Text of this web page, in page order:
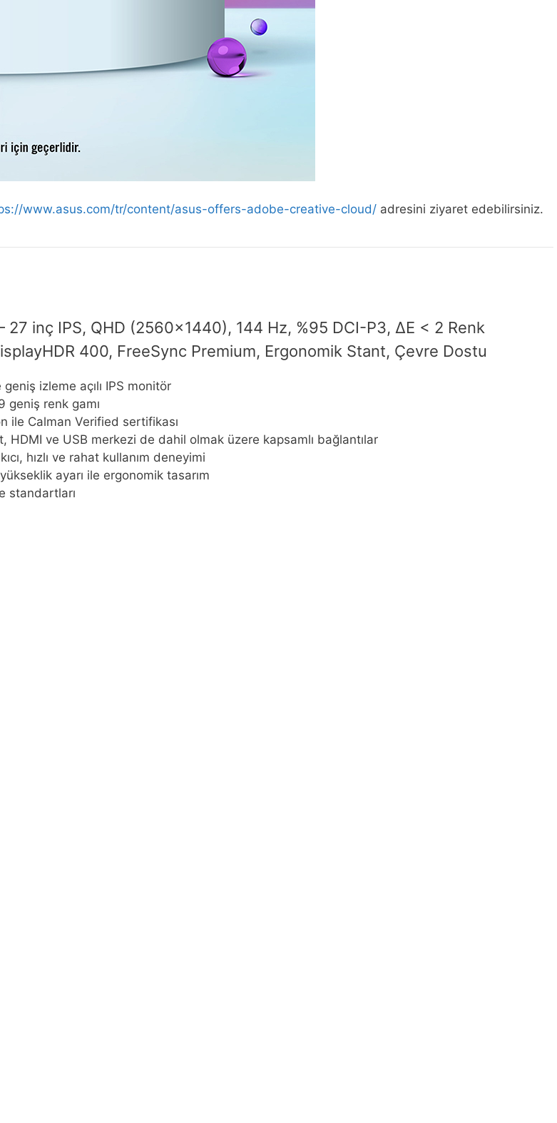
www.asus.com/tr/content/asus-offers-adobe-creative-cloud/ adresini ziyaret edebilirsiniz.
inç IPS, QHD (2560×1440), 144 Hz, %95 DCI-P3, ΔE < 2 Renk
400, FreeSync Premium, Ergonomik Stant, Çevre Dostu
izleme açılı IPS monitör
geniş renk gamı
ile Calman Verified sertifikası
HDMI ve USB merkezi de dahil olmak üzere kapsamlı bağlantılar
hızlı ve rahat kullanım deneyimi
ayarı ile ergonomik tasarım
standartları